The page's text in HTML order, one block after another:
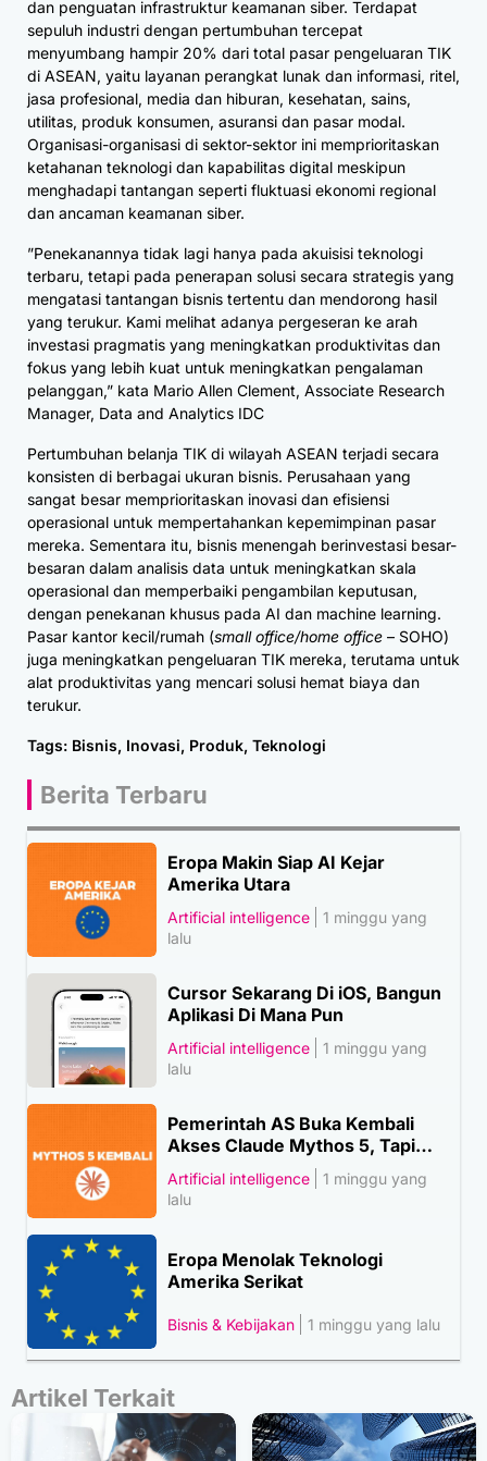
dan penguatan infrastruktur keamanan siber. Terdapat
sepuluh industri dengan pertumbuhan tercepat
menyumbang hampir 20% dari total pasar pengeluaran TIK
di ASEAN, yaitu layanan perangkat lunak dan informasi, ritel,
jasa profesional, media dan hiburan, kesehatan, sains,
utilitas, produk konsumen, asuransi dan pasar modal.
Organisasi-organisasi di sektor-sektor ini memprioritaskan
ketahanan teknologi dan kapabilitas digital meskipun
menghadapi tantangan seperti fluktuasi ekonomi regional
dan ancaman keamanan siber.
”Penekanannya tidak lagi hanya pada akuisisi teknologi
terbaru, tetapi pada penerapan solusi secara strategis yang
mengatasi tantangan bisnis tertentu dan mendorong hasil
yang terukur. Kami melihat adanya pergeseran ke arah
investasi pragmatis yang meningkatkan produktivitas dan
fokus yang lebih kuat untuk meningkatkan pengalaman
pelanggan,” kata Mario Allen Clement, Associate Research
Manager, Data and Analytics IDC
Pertumbuhan belanja TIK di wilayah ASEAN terjadi secara
konsisten di berbagai ukuran bisnis. Perusahaan yang
sangat besar memprioritaskan inovasi dan efisiensi
operasional untuk mempertahankan kepemimpinan pasar
mereka. Sementara itu, bisnis menengah berinvestasi besar-
besaran dalam analisis data untuk meningkatkan skala
operasional dan memperbaiki pengambilan keputusan,
dengan penekanan khusus pada AI dan machine learning.
Pasar kantor kecil/rumah (small office/home office – SOHO)
juga meningkatkan pengeluaran TIK mereka, terutama untuk
alat produktivitas yang mencari solusi hemat biaya dan
terukur.
Tags: Bisnis, Inovasi, Produk, Teknologi
Berita Terbaru
Eropa Makin Siap AI Kejar
Amerika Utara
Artificial intelligence
1 minggu yang
lalu
Cursor Sekarang Di iOS, Bangun
Aplikasi Di Mana Pun
Artificial intelligence
1 minggu yang
lalu
Pemerintah AS Buka Kembali
Akses Claude Mythos 5, Tapi…
Artificial intelligence
1 minggu yang
lalu
Eropa Menolak Teknologi
Amerika Serikat
Bisnis & Kebijakan 1 minggu yang lalu
Artikel Terkait